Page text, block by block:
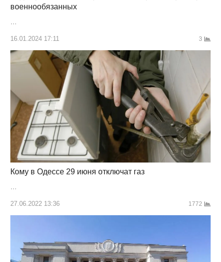
военнообязанных
16.01.2024 17:11 3
Кому в Одессе 29 июня отключат газ
…
27.06.2022 13:36 1772